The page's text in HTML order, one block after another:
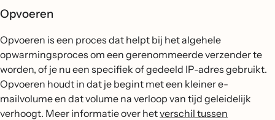
Opvoeren
Opvoeren is een proces dat helpt bij het algehele
opwarmingsproces om een gerenommeerde verzender te
worden, of je nu een specifiek of gedeeld IP-adres gebruikt.
Opvoeren houdt in dat je begint met een kleiner e-
mailvolume en dat volume na verloop van tijd geleidelijk
verhoogt. Meer informatie over hetverschil tussen